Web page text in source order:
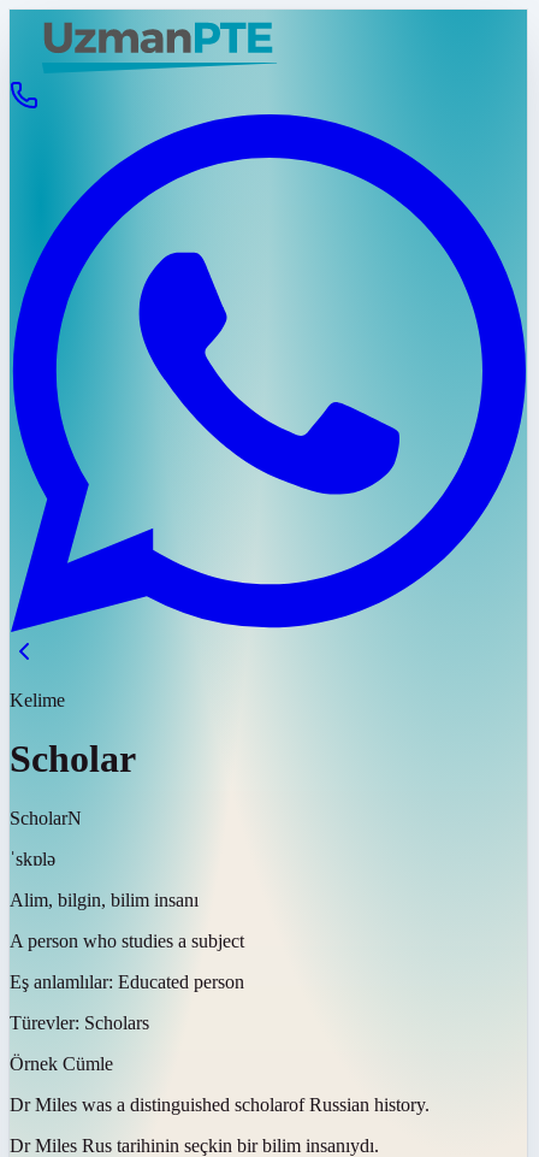
Kelime
Scholar
ScholarN
ˈskɒlə
Alim, bilgin, bilim insanı
A person who studies a subject
Eş anlamlılar: Educated person
Türevler: Scholars
Örnek Cümle
Dr Miles was a distinguished scholarof Russian history.
Dr Miles Rus tarihinin seçkin bir bilim insanıydı.